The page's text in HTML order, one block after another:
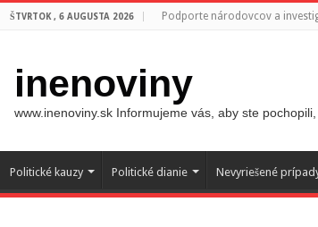
ŠTVRTOK , 6 AUGUSTA 2026 Podporte národovcov a
inenoviny
www.inenoviny.sk Informujeme vás, aby ste
Politické kauzy Politické dianie Nevyriešené